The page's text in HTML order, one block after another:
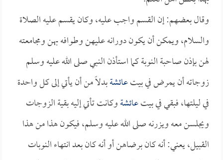
وقال بعضهم: إن القسم واجب عليه، وكان يقسم عليه الصلاة
والسلام، ويمكن أن يكون دورانه عليهن وطوافه بهن ومجامعته
لهن بإذن صاحبة النوبة كما استأذن النبي صلى الله عليه وسلم
زوجاته أن يمرض في بيتعائشةبدلاً من أن يأتي إلى كل واحدة
في ليلتها، فبقي في بيتعائشةوكانت تأتي إليه بقية الزوجات
ويجلسن معه ويزرنه صلى الله عليه وسلم، فيكون هذا من هذا
القبيل، يعني: أنه كان برضاهن أو أنه كان بعد انتهاء النوبات